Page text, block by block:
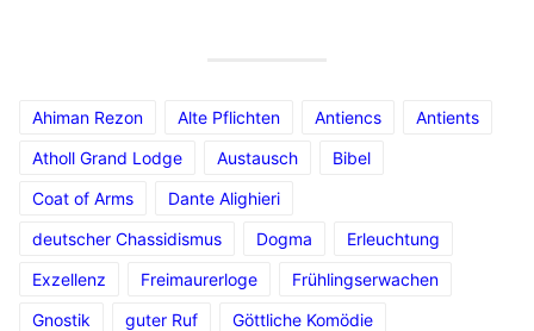
Ahiman Rezon Alte Pflichten Antiencs
Antients
Atholl Grand Lodge
Austausch
Bibel
Coat of Arms
Dante Alighieri
deutscher Chassidismus
Dogma
Erleuchtung
Exzellenz
Freimaurerloge
Frühlingserwachen
Gnostik
guter Ruf
Göttliche Komödie